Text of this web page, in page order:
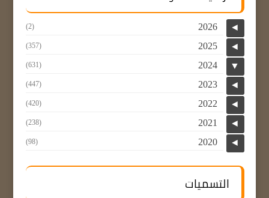
◄
2026
(2)
◄
2025
(357)
▼
2024
(631)
◄
2023
(447)
◄
2022
(420)
◄
2021
(238)
◄
2020
(98)
التسميات